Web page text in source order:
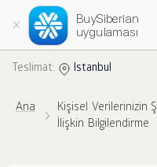
BuySiberian
uygulaması
Teslimat: Istanbul
Ana
Kişisel Verilerinizin
İlişkin Bilgilendirme